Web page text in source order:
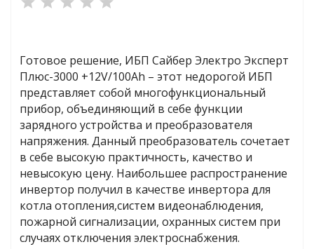
промышленности
Готовое решение, ИБП Сайбер Электро Эксперт
Плюс-3000 +12V/100Ah – этот недорогой ИБП
представляет собой многофункциональный
прибор, объединяющий в себе функции
зарядного устройства и преобразователя
напряжения. Данный преобразователь сочетает
в себе высокую практичность, качество и
невысокую цену. Наибольшее распространение
инвертор получил в качестве инвертора для
котла отопления,систем видеонаблюдения,
пожарной сигнализации, охранных систем при
случаях отключения электроснабжения.